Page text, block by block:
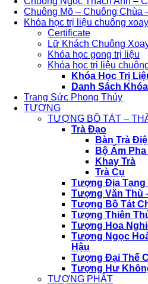
Chuông Mõ – Chuông Chùa
Khóa học trị liệu chuông
Certificate
Lữ Khách Chuông
Khóa học gong trị liệu
Khóa học trị liệu
Khóa Học Trị
Danh Sách
Trang Sức Phong Thủy
TƯỢNG
TƯỢNG BỒ TÁT –
Trà Đạo
Bàn Trà
Bộ Ấm Pha
Khay Trà
Trà Cụ
Tượng Địa
Tượng Văn Thù
Tượng Bồ Tát
Tượng Thiên
Tượng Hoa
Tượng Ngọc
Hậu
Tượng Đại Thế
Tượng Hư
TƯỢNG PHẬT